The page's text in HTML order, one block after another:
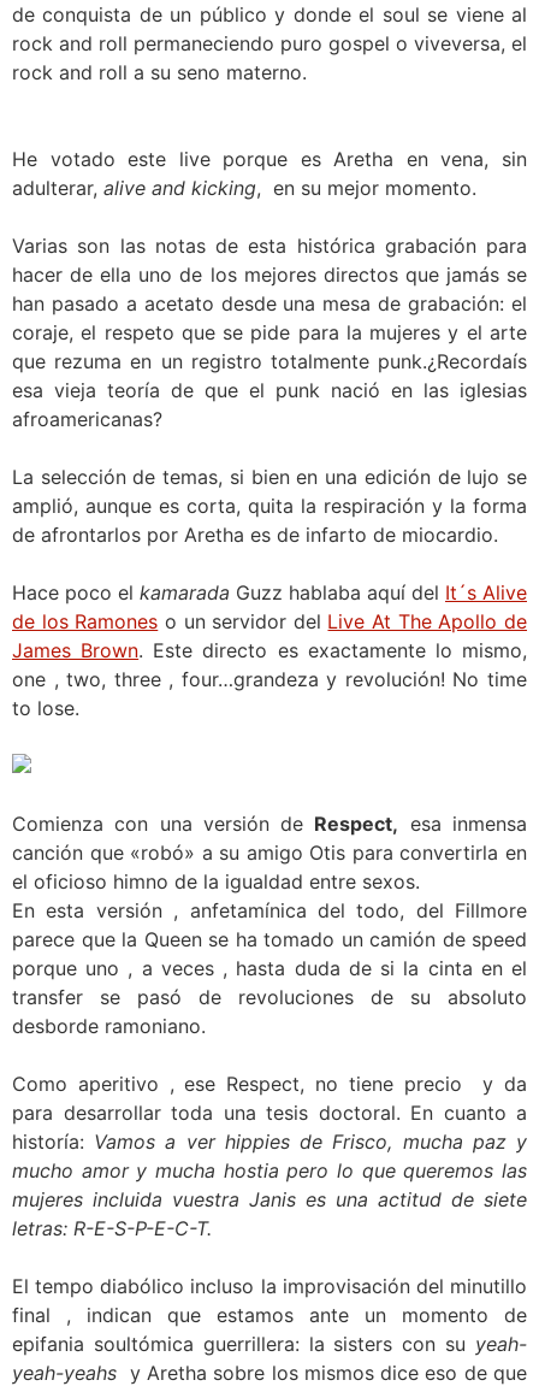
de conquista de un público y donde el soul se viene al
rock and roll permaneciendo puro gospel o viveversa, el
rock and roll a su seno materno.
He votado este live porque es Aretha en vena, sin
adulterar, alive and kicking, en su mejor momento.
Varias son las notas de esta histórica grabación para
hacer de ella uno de los mejores directos que jamás se
han pasado a acetato desde una mesa de grabación: el
coraje, el respeto que se pide para la mujeres y el arte
que rezuma en un registro totalmente punk.¿Recordaís
esa vieja teoría de que el punk nació en las iglesias
afroamericanas?
La selección de temas, si bien en una edición de lujo se
amplió, aunque es corta, quita la respiración y la forma
de afrontarlos por Aretha es de infarto de miocardio.
Hace poco el kamarada Guzz hablaba aquí del It´s Alive
de los Ramones o un servidor del Live At The Apollo de
James Brown. Este directo es exactamente lo mismo,
one , two, three , four…grandeza y revolución! No time
to lose.
Comienza con una versión de Respect, esa inmensa
canción que «robó» a su amigo Otis para convertirla en
el oficioso himno de la igualdad entre sexos.
En esta versión , anfetamínica del todo, del Fillmore
parece que la Queen se ha tomado un camión de speed
porque uno , a veces , hasta duda de si la cinta en el
transfer se pasó de revoluciones de su absoluto
desborde ramoniano.
Como aperitivo , ese Respect, no tiene precio y da
para desarrollar toda una tesis doctoral. En cuanto a
historía: Vamos a ver hippies de Frisco, mucha paz y
mucho amor y mucha hostia pero lo que queremos las
mujeres incluida vuestra Janis es una actitud de siete
letras: R-E-S-P-E-C-T.
El tempo diabólico incluso la improvisación del minutillo
final , indican que estamos ante un momento de
epifania soultómica guerrillera: la sisters con su yeah-
yeah-yeahs y Aretha sobre los mismos dice eso de que